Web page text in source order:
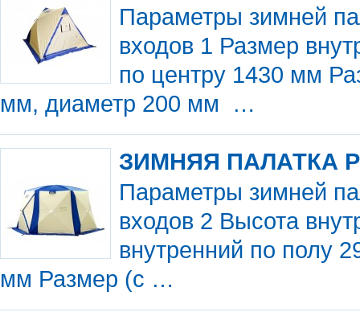
Параметры зимней
входов 1 Размер
по центру 1430 мм
мм, диаметр 200 мм …
ЗИМНЯЯ ПАЛАТКА
Параметры зимней
входов 2 Высота
внутренний по полу
мм Размер (с …